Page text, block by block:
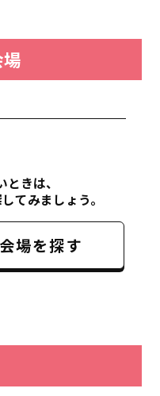
きは、
てみましょう。
場を探す